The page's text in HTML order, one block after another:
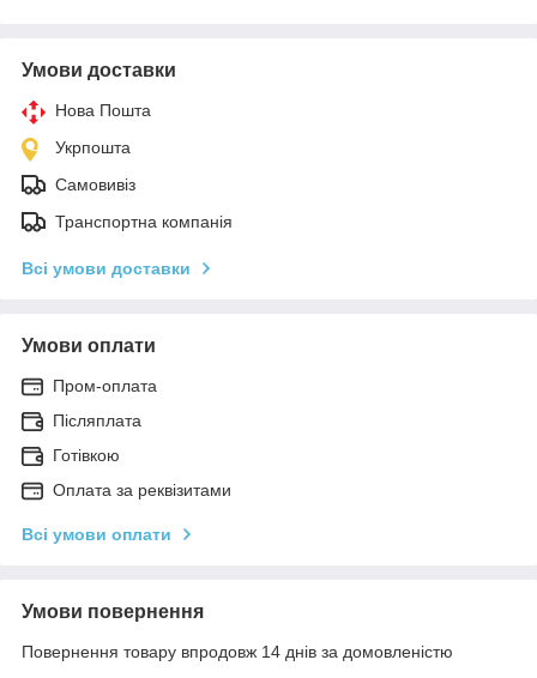
Умови доставки
Нова Пошта
Укрпошта
Самовивіз
Транспортна компанія
Всі умови доставки
Умови оплати
Пром-оплата
Післяплата
Готівкою
Оплата за реквізитами
Всі умови оплати
Умови повернення
Повернення товару впродовж 14 днів за домовленістю